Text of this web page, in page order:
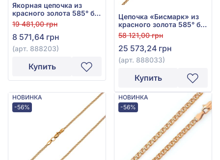
Якорная цепочка из
красного золота 585° без
вставки, арт. 888203
19 481,00 грн
8 571,64 грн
(арт. 888203)
Купить
Цепочка «Бисмарк» из
красного золота 585° без
вставки, арт. 888033
58 121,00 грн
25 573,24 грн
(арт. 888033)
Купить
НОВИНКА
-56%
НОВИНКА
-56%